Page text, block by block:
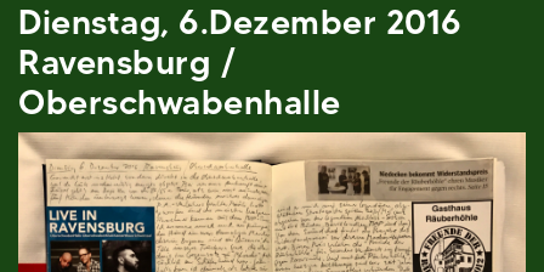
Dienstag, 6.Dezember 2016
Ravensburg /
Oberschwabenhalle